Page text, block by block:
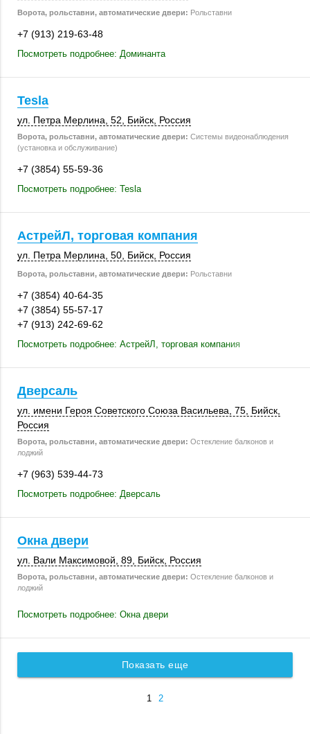
Ворота, рольставни, автоматические двери: Рольставни
+7 (913) 219-63-48
Посмотреть подробнее: Доминанта
Tesla
ул. Петра Мерлина, 52, Бийск Россия
Ворота, рольставни, автоматические двери: Системы видеонаблюдения
(установка и обслуживание)
+7 (3854) 55-59-36
Посмотреть подробнее: Tesla
АстрейЛ, торговая компания
ул. Петра Мерлина, 50, Бийск Россия
Ворота, рольставни, автоматические двери: Рольставни
+7 (3854) 40-64-35
+7 (3854) 55-57-17
+7 (913) 242-69-62
Посмотреть подробнее: АстрейЛ, торговая компания
Дверсаль
ул. имени Героя Советского Союза Васильева, 75, Бийск
Россия
Ворота, рольставни, автоматические двери: Остекление балконов и
лоджий
+7 (963) 539-44-73
Посмотреть подробнее: Дверсаль
Окна двери
ул. Вали Максимовой, 89, Бийск Россия
Ворота, рольставни, автоматические двери: Остекление балконов и
лоджий
Посмотреть подробнее: Окна двери
Показать еще
1 2